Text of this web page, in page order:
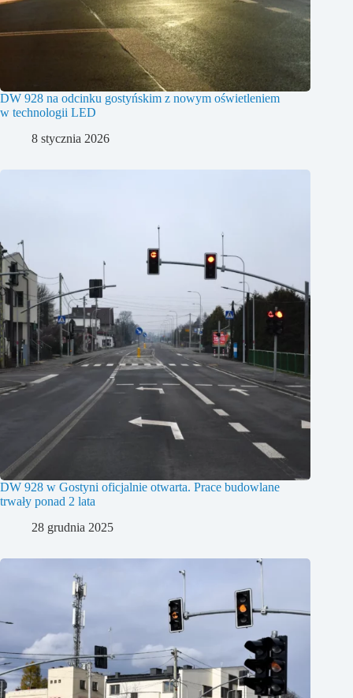
DW 928 na odcinku gostyńskim z nowym oświetleniem
w technologii LED
8 stycznia 2026
DW 928 w Gostyni oficjalnie otwarta. Prace budowlane
trwały ponad 2 lata
28 grudnia 2025